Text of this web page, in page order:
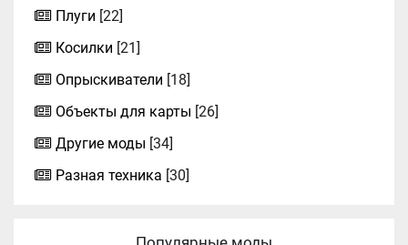
Плуги [22]
Косилки [21]
Опрыскиватели [18]
Объекты для карты [26]
Другие моды [34]
Разная техника [30]